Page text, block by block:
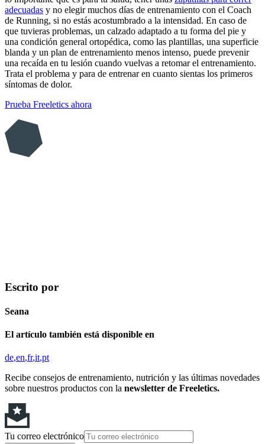
adecuadas y no elegir muchos días de entrenamiento con el Coach
de Running, si no estás acostumbrado a la intensidad. En caso de
que tuvieras problemas, un calzado adaptado a tu forma del pie y
una condición general ortopédica, como las plantillas, una superficie
blanda y un plan de entrenamiento menos intenso, puede prevenir
una recaída en tu lesión cuando vuelvas a retomar el entrenamiento.
Trata el problema y para de entrenar en cuanto sientas los primeros
síntomas de dolor.
Prueba Freeletics ahora
Escrito por
Seana
El artículo también está disponible en
de en fr it pt
Recibe consejos de entrenamiento, nutrición y las últimas novedades
sobre nuestros productos con la newsletter de Freeletics.
Tu correo electrónico